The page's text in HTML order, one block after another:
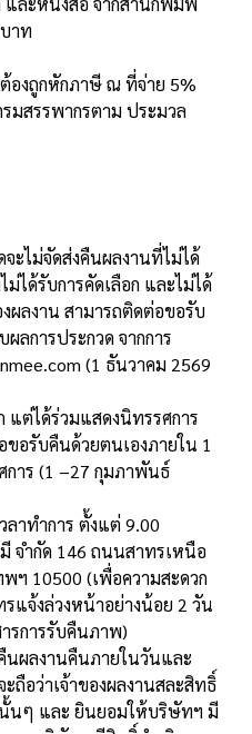
าท
ต้องถูกหักภาษี ณ ที่จ่าย 5%
มสรรพากรตาม ประมวล
ะไม่จัดส่งคืนผลงานที่ไม่ได้
ได้รับการคัดเลือก และไม่ได้
ผลงาน สามารถติดต่อขอรับ
ลการประกวด จากการ
(1 ธันวาคม 2569
แต่ได้ร่วมแสดงนิทรรศการ
ขอรับคืนด้วยตนเองภายใน 1
การ (1 −27 กุมภาพันธ์
ลาทําการ ตั้งแต่ 9.00
จํากัด 146 ถนนสาทรเหนือ
พฯ 10500 (เพื่อความสะดวก
แจ้งล่วงหน้าอย่างน้อย 2 วัน
รการรับคืนภาพ)
นผลงานคืนภายในวันและ
ถือว่าเจ้าของผลงานสละสิทธิ์
นั้นๆ และ ยินยอมให้บริษัทฯ มี